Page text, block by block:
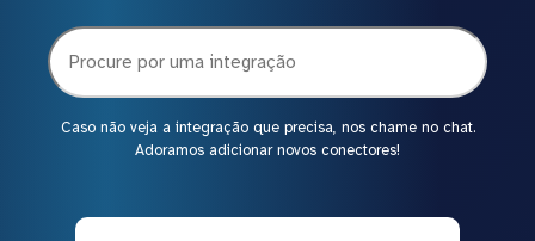
Caso não veja a integração que precisa, nos chame no chat.
Adoramos adicionar novos conectores!